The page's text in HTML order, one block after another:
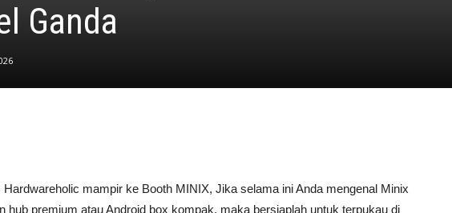
Ganda
Hardwareholic mampir ke Booth MINIX, Jika selama ini Anda mengenal Minix
hub premium atau Android box kompak, maka bersiaplah untuk terpukau di